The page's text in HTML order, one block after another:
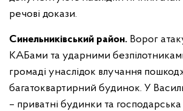
речові докази.
Синельниківський район. Ворог
КАБами та ударними
громаді унаслідок влучання
багатоквартирний будинок. У
– приватні будинки та